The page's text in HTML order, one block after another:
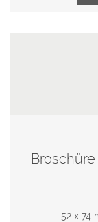
52 x 74